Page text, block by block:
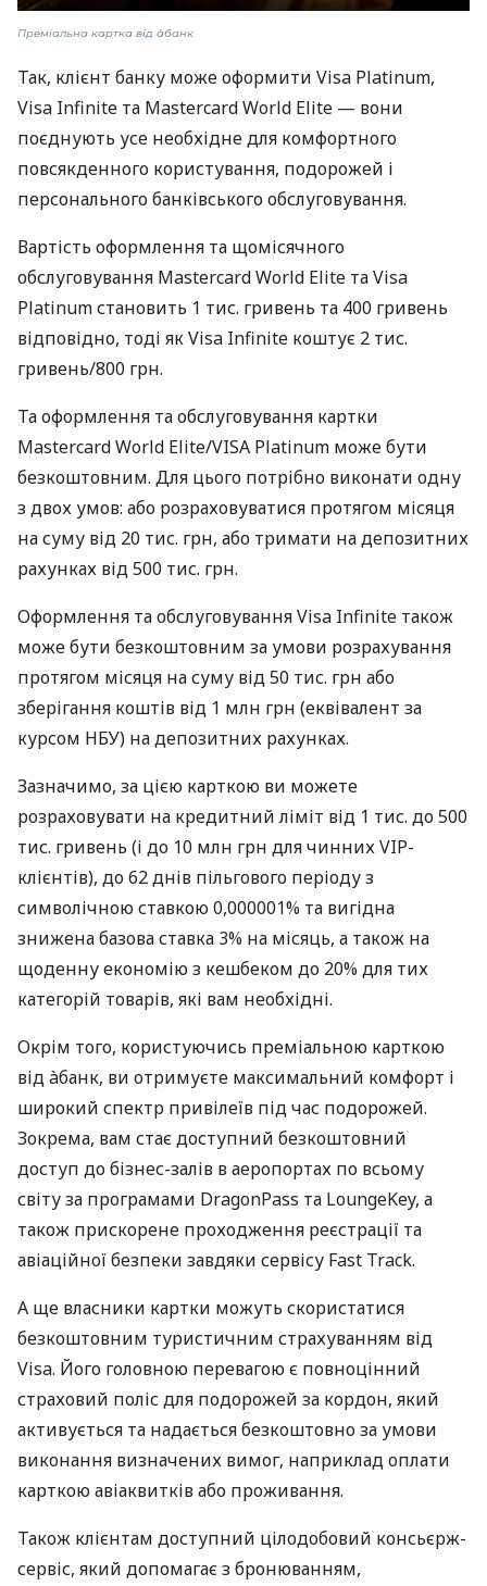
Преміальна картка від àбанк
Так, клієнт банку може оформити Visa Platinum,
Visa Infinite та Mastercard World Elite — вони
поєднують усе необхідне для комфортного
повсякденного користування, подорожей і
персонального банківського обслуговування.
Вартість оформлення та щомісячного
обслуговування Mastercard World Elite та Visa
Platinum становить 1 тис. гривень та 400 гривень
відповідно, тоді як Visa Infinite коштує 2 тис.
гривень/800 грн.
Та оформлення та обслуговування картки
Mastercard World Elite/VISA Platinum може бути
безкоштовним. Для цього потрібно виконати одну
з двох умов: або розраховуватися протягом місяця
на суму від 20 тис. грн, або тримати на депозитних
рахунках від 500 тис. грн.
Оформлення та обслуговування Visa Infinite також
може бути безкоштовним за умови розрахування
протягом місяця на суму від 50 тис. грн або
зберігання коштів від 1 млн грн (еквівалент за
курсом НБУ) на депозитних рахунках.
Зазначимо, за цією карткою ви можете
розраховувати на кредитний ліміт від 1 тис. до 500
тис. гривень (і до 10 млн грн для чинних VIP-
клієнтів), до 62 днів пільгового періоду з
символічною ставкою 0,000001% та вигідна
знижена базова ставка 3% на місяць, а також на
щоденну економію з кешбеком до 20% для тих
категорій товарів, які вам необхідні.
Окрім того, користуючись преміальною карткою
від àбанк, ви отримуєте максимальний комфорт і
широкий спектр привілеїв під час подорожей.
Зокрема, вам стає доступний безкоштовний
доступ до бізнес-залів в аеропортах по всьому
світу за програмами DragonPass та LoungeKey, а
також прискорене проходження реєстрації та
авіаційної безпеки завдяки сервісу Fast Track.
А ще власники картки можуть скористатися
безкоштовним туристичним страхуванням від
Visa. Його головною перевагою є повноцінний
страховий поліс для подорожей за кордон, який
активується та надається безкоштовно за умови
виконання визначених вимог, наприклад оплати
карткою авіаквитків або проживання.
Також клієнтам доступний цілодобовий консьєрж-
сервіс, який допомагає з бронюванням,